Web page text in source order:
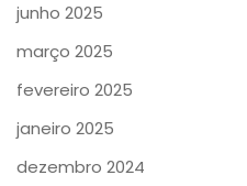
junho 2025
março 2025
fevereiro 2025
janeiro 2025
dezembro 2024